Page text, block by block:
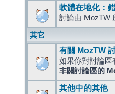
軟體在地化：
討論由 MozTW
其它
有關 MozTW
如果你對討論區
非關討論區的
其他中的其他